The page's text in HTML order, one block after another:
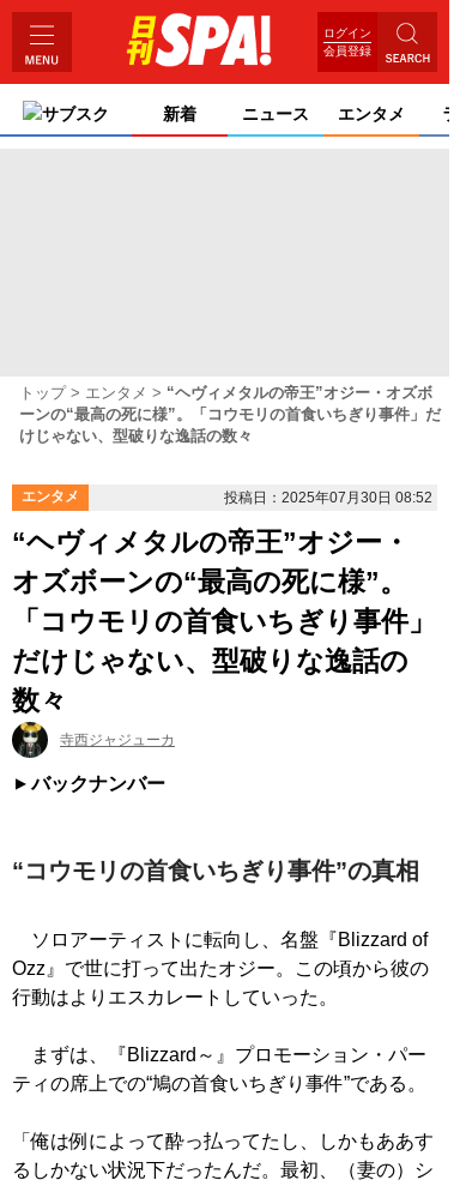
ログイン
会員登録
サブスク 新着 ニュース エンタメ
トップ エンタメ
“ヘヴィメタルの帝王”オジー・オズボ
ーンの“最高の死に様”。「コウモリの首食いちぎり事件」だ
けじゃない、型破りな逸話の数々
エンタメ 投稿日：2025年07月30日 08:52
“ヘヴィメタルの帝王”オジー・
オズボーンの“最高の死に様”。
「コウモリの首食いちぎり事件」
だけじゃない、型破りな逸話の
数々
寺西ジャジューカ
バックナンバー
“コウモリの首食いちぎり事件”の真相
ソロアーティストに転向し、名盤『Blizzard of
Ozz』で世に打って出たオジー。この頃から彼の
行動はよりエスカレートしていった。
まずは、『Blizzard～』プロモーション・パー
ティの席上での“鳩の首食いちぎり事件”である。
「俺は例によって酔っ払ってたし、しかもああす
るしかない状況下だったんだ。最初、（妻の）シ